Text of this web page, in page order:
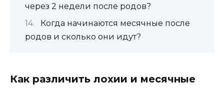
через 2 недели после родов?
Когда начинаются месячные после
родов и сколько они идут?
Как различить лохии и месячные